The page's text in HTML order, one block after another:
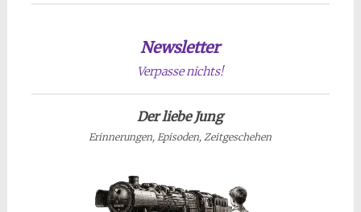
Newsletter
Verpasse nichts!
Der liebe Jung
Erinnerungen, Episoden, Zeitgeschehen